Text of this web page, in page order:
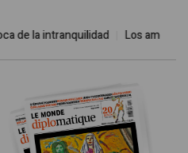
de la intranquilidad Los amos